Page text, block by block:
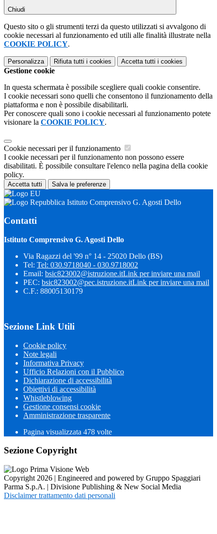
Chiudi
Questo sito o gli strumenti terzi da questo utilizzati si avvalgono di
cookie necessari al funzionamento ed utili alle finalità illustrate nella
COOKIE POLICY.
Personalizza Rifiuta tutti i cookies Accetta tutti i cookies
Gestione cookie
In questa schermata è possibile scegliere quali cookie consentire.
I cookie necessari sono quelli che consentono il funzionamento della
piattaforma e non è possibile disabilitarli.
Per conoscere quali sono i cookie necessari al funzionamento potete
visionare la COOKIE POLICY.
Cookie necessari per il funzionamento
I cookie necessari per il funzionamento non possono essere
disabilitati. È possibile consultare l'elenco nella pagina della cookie
policy.
Accetta tutti Salva le preferenze
Istituto Comprensivo G. Agosti Dello
Contatti
Istituto Comprensivo G. Agosti Dello
Via Ragazzi del '99 n° 14 - 25020 Dello (BS)
Tel: Tel: 030.9718040 - 030.9718002
Email: bsic823002@istruzione.itLink per inviare una mail
PEC: bsic823002@pec.istruzione.itLink per inviare una mail
C.F.: 88005130179
Sezione Link Utili
Cookie policy
Note legali
Informativa Privacy
Ufficio Relazioni con il Pubblico
Dichiarazione di accessibilità
Obiettivi di accessibilità
Whistleblowing
Gestione consensi cookie
Amministrazione trasparente
Pagina visualizzata 478 volte
Sezione Copyright
Copyright 2026 | Engineered and powered by Gruppo Spaggiari
Parma S.p.A. | Divisione Publishing & New Social Media
Disclaimer trattamento dati personali